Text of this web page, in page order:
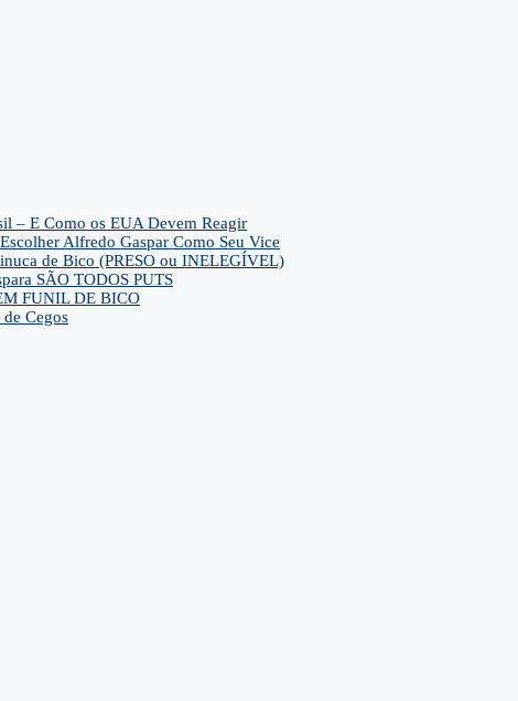
– E Como os EUA Devem Reagir
Alfredo Gaspar Como Seu Vice
de Bico (PRESO ou INELEGÍVEL)
SÃO TODOS PUTS
FUNIL DE BICO
Cegos